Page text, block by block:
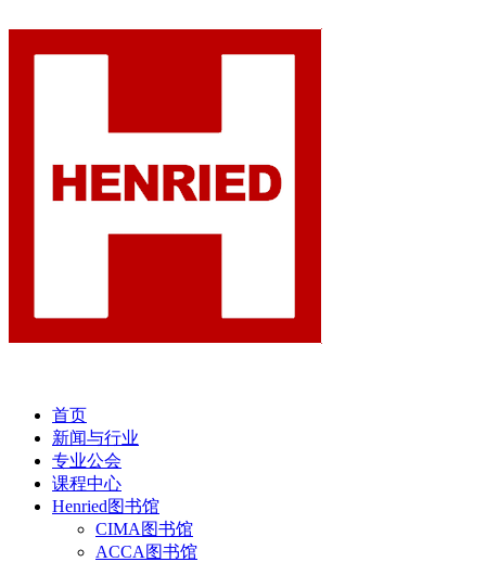
首页
新闻与行业
专业公会
课程中心
Henried图书馆
CIMA图书馆
ACCA图书馆